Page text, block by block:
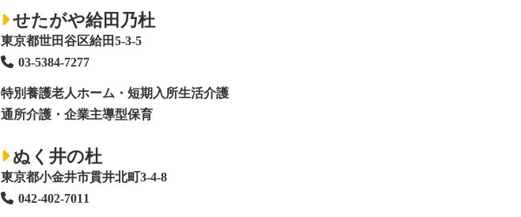
せたがや給田乃杜
東京都世田谷区給田5-3-5
03-5384-7277
特別養護老人ホーム ・短期入所生活介護
通所介護・企業主導型保育
ぬく井の杜
東京都小金井市貫井北町3-4-8
042-402-7011